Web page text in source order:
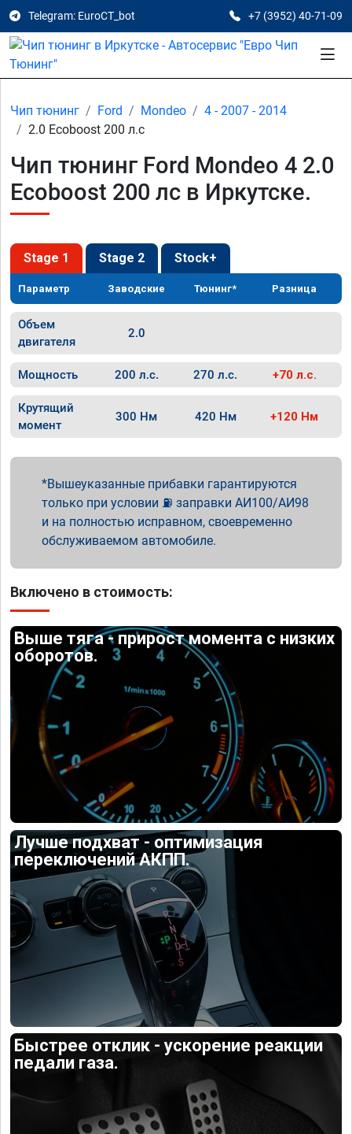
Telegram: EuroCT_bot +7 (3952) 40-71-09
Чип тюнинг Ford Mondeo
4 - 2007 - 2014
2.0 Ecoboost 200 л.с
Чип тюнинг Ford Mondeo 4 2.0
Ecoboost 200 лс в Иркутске.
Stage 1 Stage 2 Stock+
Параметр Заводские Тюнинг* Разница
Объем
двигателя
2.0
Мощность 200 л.с. 270 л.с. +70 л.с.
Крутящий
момент
300 Нм 420 Нм +120 Нм
Вышеуказанные прибавки гарантируются
только при условии ⛽ заправки АИ100/АИ98
и на полностью исправном, своевременно
обслуживаемом автомобиле.
Включено в стоимость:
Выше тяга - прирост момента с низких
оборотов.
Лучше подхват - оптимизация
переключений АКПП.
Быстрее отклик - ускорение реакции
педали газа.